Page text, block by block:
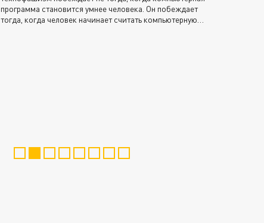
программа становится умнее человека. Он побеждает
тогда, когда человек начинает считать компьютерную